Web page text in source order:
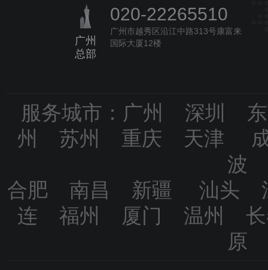
广州
总部
020-22265510
广州市越秀区沿江中路313号康富来
国际大厦12楼
服务城市：广州 深
州 苏州 重庆 天津
波
合肥 南昌 新疆 汕头
连 福州 厦门 温州
原